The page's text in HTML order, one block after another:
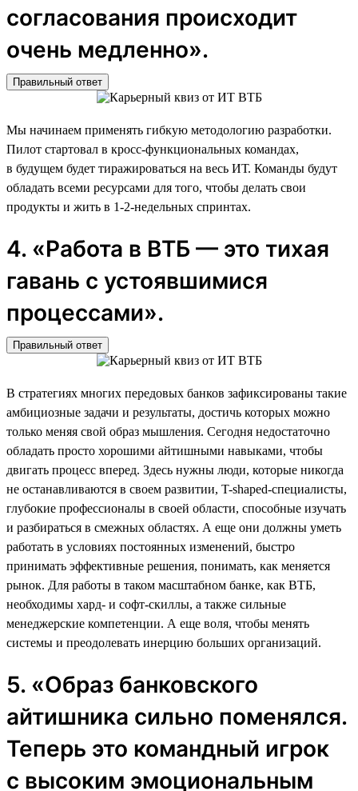
согласования происходит
очень медленно».
Правильный ответ
Мы начинаем применять гибкую методологию разработки.
Пилот стартовал в кросс-функциональных командах,
в будущем будет тиражироваться на весь ИТ. Команды будут
обладать всеми ресурсами для того, чтобы делать свои
продукты и жить в 1-2-недельных спринтах.
4. «Работа в ВТБ — это тихая
гавань с устоявшимися
процессами».
Правильный ответ
В стратегиях многих передовых банков зафиксированы такие
амбициозные задачи и результаты, достичь которых можно
только меняя свой образ мышления. Сегодня недостаточно
обладать просто хорошими айтишными навыками, чтобы
двигать процесс вперед. Здесь нужны люди, которые никогда
не останавливаются в своем развитии, T-shaped-специалисты,
глубокие профессионалы в своей области, способные изучать
и разбираться в смежных областях. А еще они должны уметь
работать в условиях постоянных изменений, быстро
принимать эффективные решения, понимать, как меняется
рынок. Для работы в таком масштабном банке, как ВТБ,
необходимы хард- и софт-скиллы, а также сильные
менеджерские компетенции. А еще воля, чтобы менять
системы и преодолевать инерцию больших организаций.
5. «Образ банковского
айтишника сильно поменялся.
Теперь это командный игрок
с высоким эмоциональным